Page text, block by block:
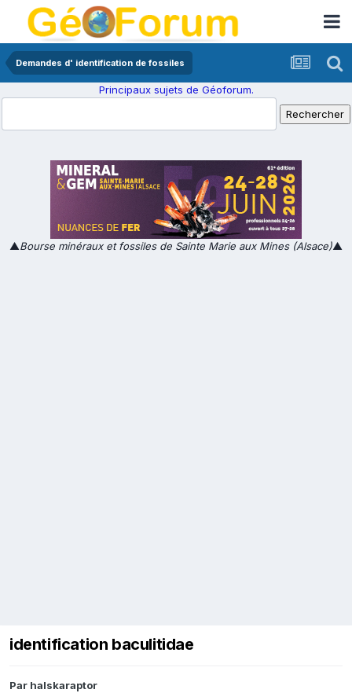
Demandes d' identification de fossiles
Principaux sujets de Géoforum.
▲Bourse minéraux et fossiles de Sainte Marie aux Mines (Alsace)▲
identification baculitidae
Par halskaraptor